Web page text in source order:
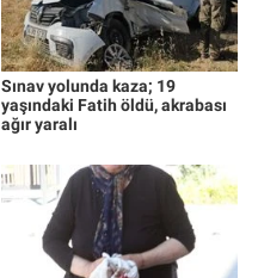
Sınav yolunda kaza; 19
yaşındaki Fatih öldü, akrabası
ağır yaralı